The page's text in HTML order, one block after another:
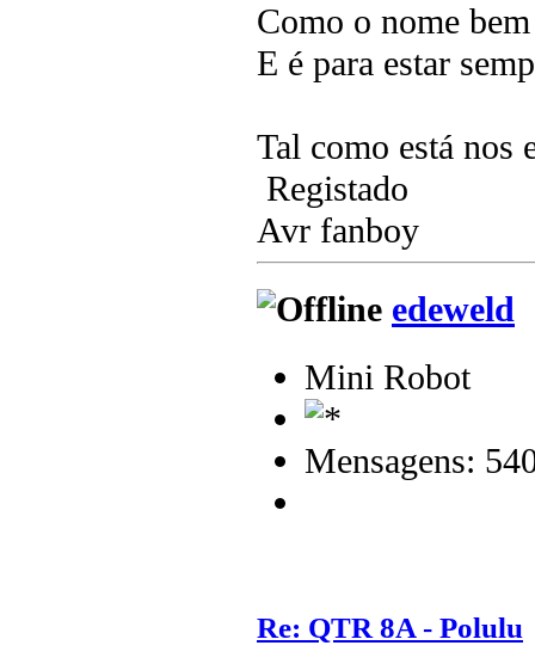
Como o nome
E é para estar
Tal como está nos
Registado
Avr fanboy
edeweld
Mini Robot
Mensagens:
Re: QTR 8A - Polulu